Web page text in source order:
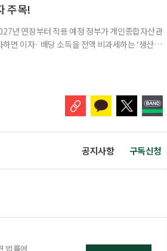
보지만, 실제 이혼해 주거와 생계를 분
주목!
년 연장부터 적용 예정 정부가 개인종합자산관
면 이자· 배당 소득을 전액 비과세하는 ‘생산적
공지사항 구독신청